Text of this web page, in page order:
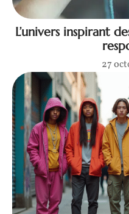
L’univers inspirant
27